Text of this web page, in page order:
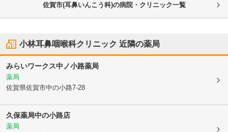
佐賀市(耳鼻いんこう科)の病院・クリニック一覧
小林耳鼻咽喉科クリニック 近隣の薬局
みらいワークス中ノ小路薬局
薬局
佐賀県佐賀市中の小路7-28
久保薬局中の小路店
薬局